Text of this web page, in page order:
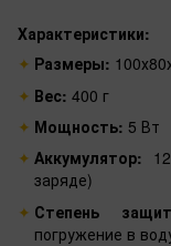
Характеристики:
Размеры:
Вес: 400 г
Мощность: 5 Вт
Аккумулятор:
заряде)
Степень
погружение в